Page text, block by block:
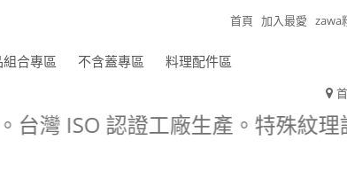
首頁 加入最愛 zawa
合專區 不含蓋專區 料理配件區
ISO 認證工廠生產。特殊紋理設